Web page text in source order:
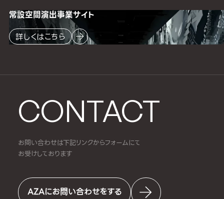
CONTACT
お問い合わせは下記リンクからフォームにて
お受けしております
AZAにお問い合わせをする
常設空間演出事業サイト
詳しくはこちら